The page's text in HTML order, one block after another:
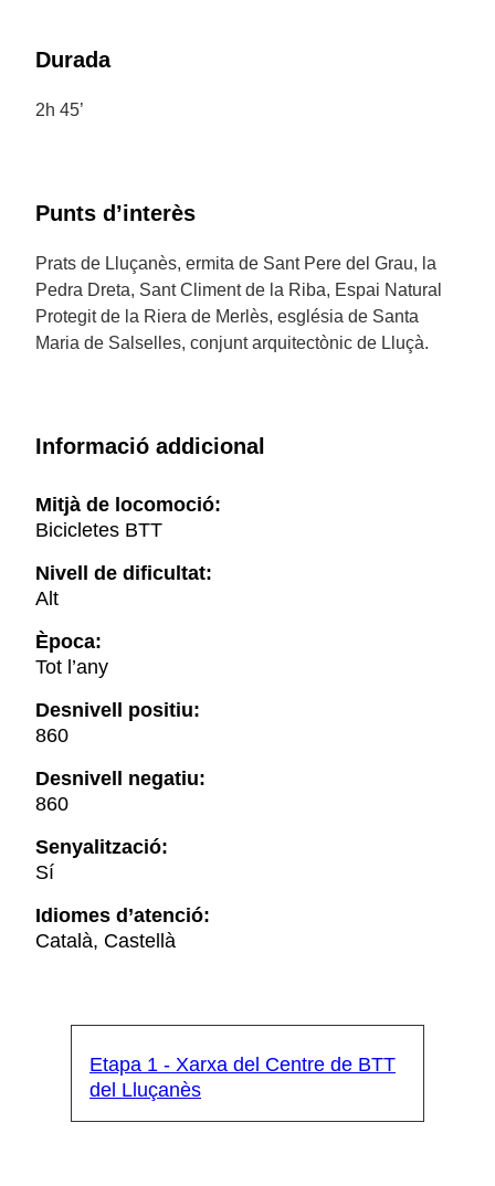
Durada
2h 45’
Punts d’interès
Prats de Lluçanès, ermita de Sant Pere del Grau, la
Pedra Dreta, Sant Climent de la Riba, Espai Natural
Protegit de la Riera de Merlès, església de Santa
Maria de Salselles, conjunt arquitectònic de Lluçà.
Informació addicional
Mitjà de locomoció:
Bicicletes BTT
Nivell de dificultat:
Alt
Època:
Tot l’any
Desnivell positiu:
860
Desnivell negatiu:
860
Senyalització:
Sí
Idiomes d’atenció:
Català, Castellà
Etapa 1 - Xarxa del Centre de BTT
del Lluçanès